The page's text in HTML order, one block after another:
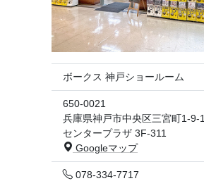
ボークス 神戸ショールーム
650-0021
兵庫県神戸市中央区三宮町1-9-1
センタープラザ 3F-311
Googleマップ
078-334-7717